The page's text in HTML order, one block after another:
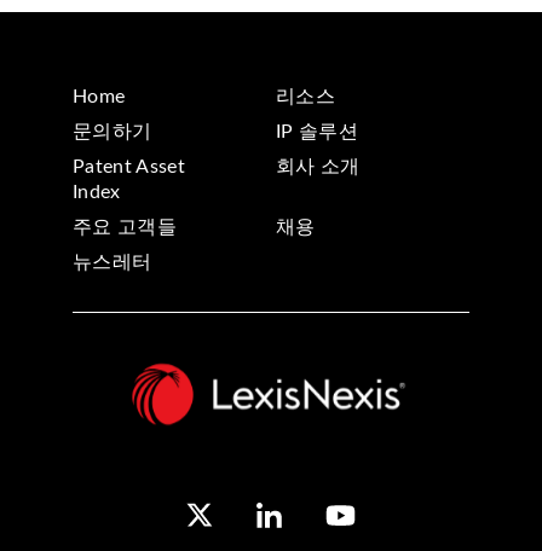
Home
리소스
문의하기
IP 솔루션
Patent Asset
Index
회사 소개
주요 고객들
채용
뉴스레터